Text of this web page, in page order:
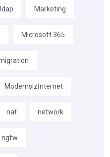
ldap Marketing
Microsoft 365
Modemsizİnternet
nat network
ngfw